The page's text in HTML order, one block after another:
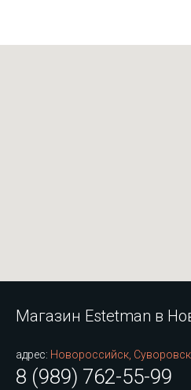
Магазин Estetman в
адрес: Новороссийск,
8 (989) 762-55-99